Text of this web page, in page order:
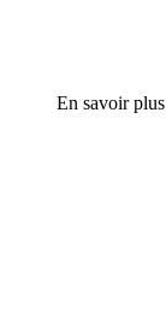
En savoir plus